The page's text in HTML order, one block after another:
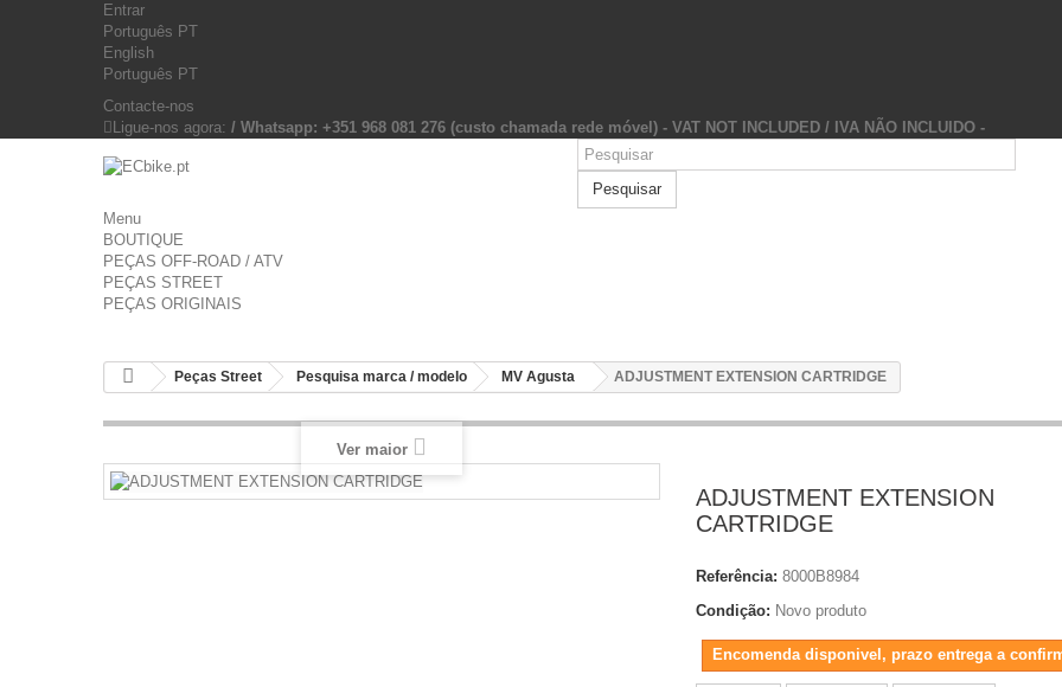
Entrar
Português PT
English
Português PT
Contacte-nos
Ligue-nos agora: / Whatsapp: +351 968 081 276 (custo chamada rede móvel) - VAT NOT INCLUDED / IVA NÃO INCLUIDO -
Pesquisar
Menu
BOUTIQUE
PEÇAS OFF-ROAD / ATV
PEÇAS STREET
PEÇAS ORIGINAIS
Peças Street Pesquisa marca / modelo MV Agusta ADJUSTMENT EXTENSION CARTRIDGE
Ver maior
ADJUSTMENT EXTENSION
CARTRIDGE
Referência: 8000B8984
Condição: Novo produto
Encomenda disponivel, prazo entrega a